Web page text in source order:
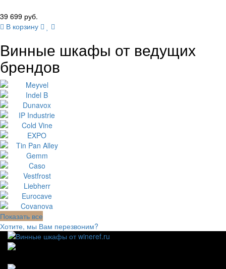
39 699 руб.
В корзину
Винные шкафы от ведущих
брендов
Показать все
Хотите, мы Вам перезвоним?